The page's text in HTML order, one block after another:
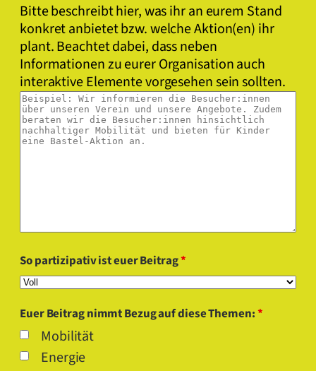
Bitte beschreibt hier, was ihr an eurem Stand
konkret anbietet bzw. welche Aktion(en) ihr
plant. Beachtet dabei, dass neben
Informationen zu eurer Organisation auch
interaktive Elemente vorgesehen sein sollten.
So partizipativ ist euer Beitrag*
Euer Beitrag nimmt Bezug auf diese Themen:*
Mobilität
Energie